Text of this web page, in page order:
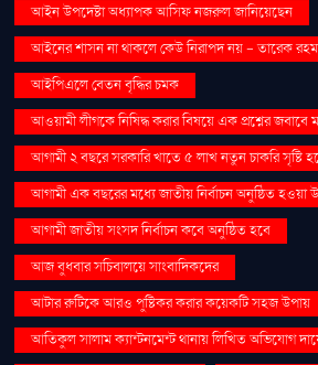
আইন উপদেষ্টা অধ্যাপক আসিফ নজরুল জানিয়েছেন
আইনের শাসন না থাকলে কেউ নিরাপদ নয় - তারেক
আইপিএলে বেতন বৃদ্ধির চমক
আওয়ামী লীগকে নিষিদ্ধ করার বিষয়ে এক প্রশ্নের জবাবে
আগামী ২ বছরে সরকারি খাতে ৫ লাখ নতুন চাকরি সৃষ্টি
আগামী এক বছরের মধ্যে জাতীয় নির্বাচন অনুষ্ঠিত হওয়া
আগামী জাতীয় সংসদ নির্বাচন কবে অনুষ্ঠিত হবে
আজ বুধবার সচিবালয়ে সাংবাদিকদের
আটার রুটিকে আরও পুষ্টিকর করার কয়েকটি সহজ উপায়
আতিকুল সালাম ক্যান্টনমেন্ট থানায় লিখিত অভিযোগ